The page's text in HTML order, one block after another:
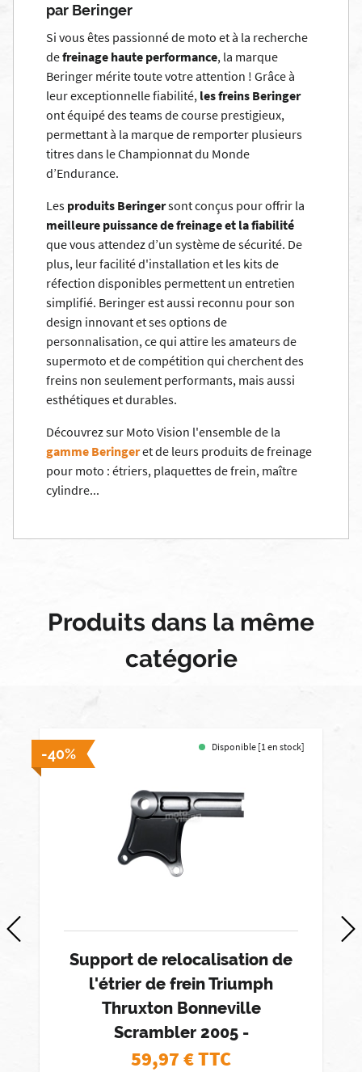
par Beringer
Si vous êtes passionné de moto et à la recherche
defreinage haute performance, la marque
Beringer mérite toute votre attention ! Grâce à
leur exceptionnelle fiabilité, les freins Beringer
ont équipé des teams de course prestigieux,
permettant à la marque de remporter plusieurs
titres dans le Championnat du Monde
d’Endurance.
Les produits Beringersont conçus pour offrir la
meilleure puissance de freinage et la fiabilité
que vous attendez d’un système de sécurité. De
plus, leur facilité d'installation et les kits de
réfection disponibles permettent un entretien
simplifié. Beringer est aussi reconnu pour son
design innovant et ses options de
personnalisation, ce qui attire les amateurs de
supermoto et de compétition qui cherchent des
freins non seulement performants, mais aussi
esthétiques et durables.
Découvrez sur Moto Vision l'ensemble de la
gamme Beringeret de leurs produits de freinage
pour moto : étriers, plaquettes de frein, maître
cylindre...
Produits dans la même
catégorie
-40% Disponible [1 en stock]
Support de relocalisation de
l'étrier de frein Triumph
Thruxton Bonneville
Scrambler 2005 -
59,97 € TTC